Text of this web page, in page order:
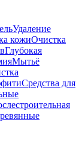
Удаление
кожиОчистка
Глубокая
Мытьё
Средства для